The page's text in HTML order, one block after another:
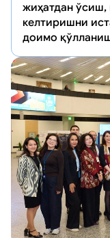
жиҳатдан ўсиш,
келтиришни
доимо